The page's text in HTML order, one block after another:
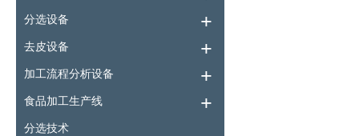
分选设备
去皮设备
加工流程分析设备
食品加工生产线
分选技术